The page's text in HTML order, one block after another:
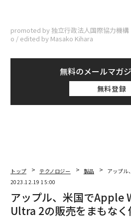
promoted by 独立行政法人国際協力機構
o / edited by Masako Kihara
無料のメールマガ
無料登録
トップ テクノロジー 製品
アップ
2023.12.19 15:00
アップル、米国でApple
Ultra 2の販売をまもなく